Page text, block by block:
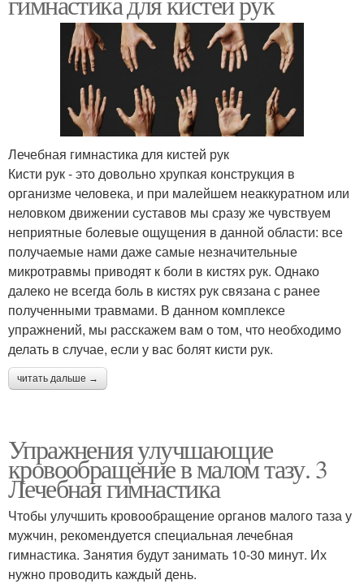
Лечебная гимнастика для кистей рук
Кисти рук - это довольно хрупкая конструкция в
организме человека, и при малейшем неаккуратном или
неловком движении суставов мы сразу же чувствуем
неприятные болевые ощущения в данной области: все
получаемые нами даже самые незначительные
микротравмы приводят к боли в кистях рук. Однако
далеко не всегда боль в кистях рук связана с ранее
полученными травмами. В данном комплексе
упражнений, мы расскажем вам о том, что необходимо
делать в случае, если у вас болят кисти рук.
читать дальше →
Упражнения улучшающие
кровообращение в малом тазу. 3
Лечебная гимнастика
Чтобы улучшить кровообращение органов малого таза у
мужчин, рекомендуется специальная лечебная
гимнастика. Занятия будут занимать 10-30 минут. Их
нужно проводить каждый день.